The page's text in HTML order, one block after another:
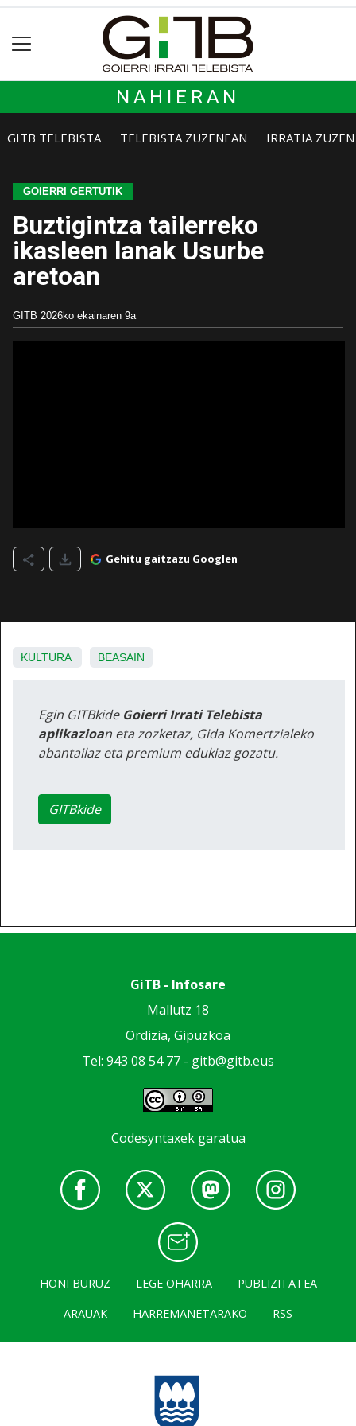
NAHIERAN
GITB TELEBISTA TELEBISTA ZUZENEAN IRRATIA
GOIERRI GERTUTIK
Buztigintza tailerreko
ikasleen lanak Usurbe
aretoan
GITB 2026ko ekainaren 9a
Gehitu gaitzazu Googlen
KULTURA BEASAIN
Egin GITBkide Goierri Irrati Telebista
aplikazioan eta zozketaz, Gida Komertzialeko
abantailaz eta premium edukiaz gozatu.
GITBkide
GiTB - Infosare
Mallutz 18
Ordizia, Gipuzkoa
Tel: 943 08 54 77 - gitb@gitb.eus
Codesyntaxek garatua
HONI BURUZ LEGE OHARRA
PUBLIZITATEA
ARAUAK
HARREMANETARAKO RSS